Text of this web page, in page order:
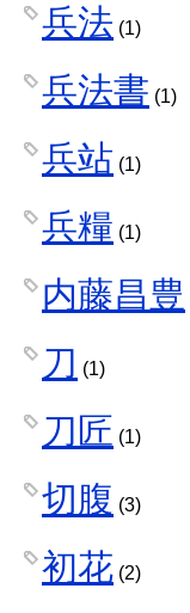
兵法 (1)
兵法書 (1)
兵站 (1)
兵糧 (1)
内藤昌豊
刀 (1)
刀匠 (1)
切腹 (3)
初花 (2)